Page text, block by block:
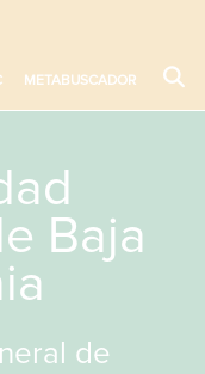
METABUSCADOR
Baja
de